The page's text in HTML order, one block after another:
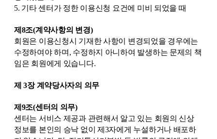
5. 기타 센터가 정한 이용신청 요건에 미비 되었을 때
제8조(계약사항의 변경)
회원은 이용신청시 기재한 사항이 변경되었을 경우에는
수정하여야 하며, 수정하지 아니하여 발생하는 문제의 책
임은 회원에게 있습니다.
제 3장 계약당사자의 의무
제9조(센터의 의무)
센터는 서비스 제공과 관련해서 알고 있는 회원의 신상
정보를 본인의 승낙 없이 제3자에게 누설하거나 배포하